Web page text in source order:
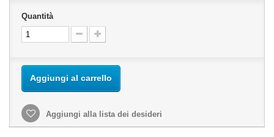
Quantità
Aggiungi al carrello
Aggiungi alla lista dei desideri